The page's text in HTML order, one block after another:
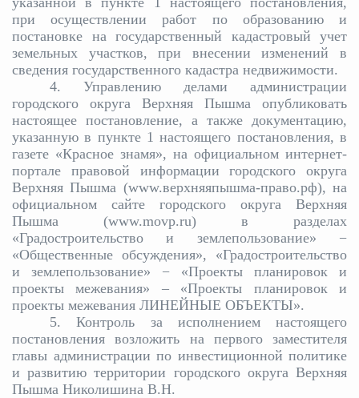
при осуществлении работ по образованию и
постановке на государственный кадастровый учет
земельных участков, при внесении изменений в
сведения государственного кадастра недвижимости.
4. Управлению делами администрации
городского округа Верхняя Пышма опубликовать
настоящее постановление, а также документацию,
указанную в пункте 1 настоящего постановления, в
газете «Красное знамя», на официальном интернет-
портале правовой информации городского округа
Верхняя Пышма (www.верхняяпышма-право.рф), на
официальном сайте городского округа Верхняя
Пышма (www.movp.ru) в разделах
«Градостроительство и землепользование» −
«Общественные обсуждения», «Градостроительство
и землепользование» − «Проекты планировок и
проекты межевания» – «Проекты планировок и
проекты межевания ЛИНЕЙНЫЕ ОБЪЕКТЫ».
5. Контроль за исполнением настоящего
постановления возложить на первого заместителя
главы администрации по инвестиционной политике
и развитию территории городского округа Верхняя
Пышма Николишина В.Н.